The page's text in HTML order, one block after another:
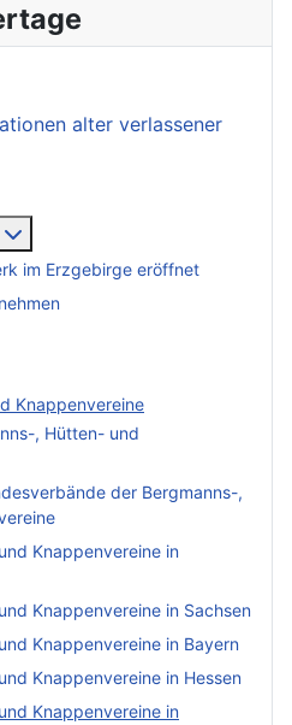
alter verlassener
im Erzgebirge eröffnet
Knappenvereine
, Hütten- und
der Bergmanns-,
Knappenvereine in
Knappenvereine in Sachsen
Knappenvereine in Bayern
Knappenvereine in Hessen
Knappenvereine in